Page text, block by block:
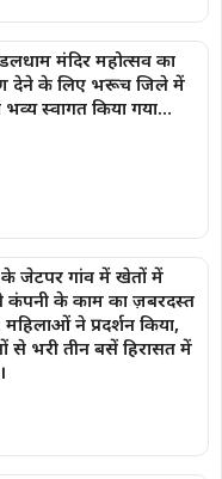
मंदिर महोत्सव का
देने के लिए भरूच जिले में
स्वागत किया गया…
के जेटपर गांव में खेतों में
कंपनी के काम का ज़बरदस्त
महिलाओं ने प्रदर्शन किया,
से भरी तीन बसें हिरासत में